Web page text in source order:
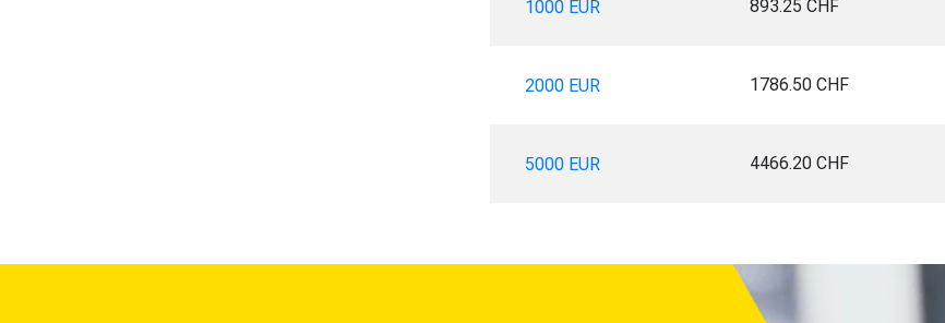
1000 EUR 893.25 CHF
2000 EUR 1786.50 CHF
5000 EUR 4466.20 CHF